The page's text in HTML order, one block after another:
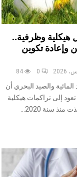
هيكلية وظرفية..
وإعادة تكوين
0
84
والصيد البحري أن
إلى تراكمات هيكلية
سنة 2020...